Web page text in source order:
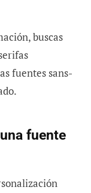
buscas
fuentes sans-
fuente